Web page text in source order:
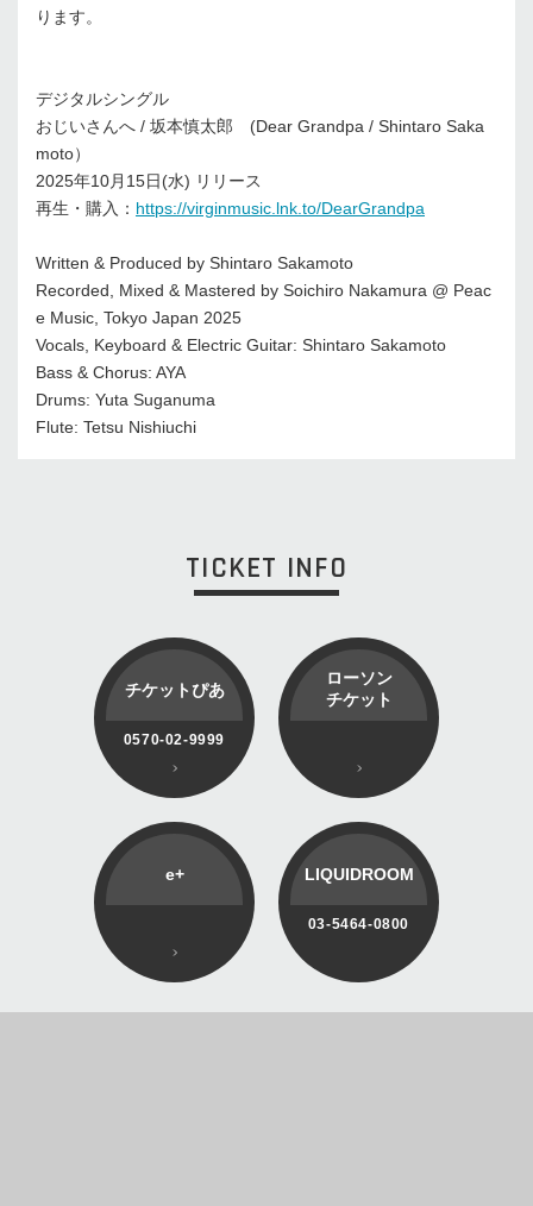
ります。
デジタルシングル
おじいさんへ / 坂本慎太郎 (Dear Grandpa / Shintaro Saka
moto）
2025年10月15日(水) リリース
再生・購入： https://virginmusic.lnk.to/DearGrandpa
Written & Produced by Shintaro Sakamoto
Recorded, Mixed & Mastered by Soichiro Nakamura @ Peac
e Music, Tokyo Japan 2025
Vocals, Keyboard & Electric Guitar: Shintaro Sakamoto
Bass & Chorus: AYA
Drums: Yuta Suganuma
Flute: Tetsu Nishiuchi
TICKET INFO
チケットぴあ
0570-02-9999
ローソン
チケット
e+ LIQUIDROOM
03-5464-0800